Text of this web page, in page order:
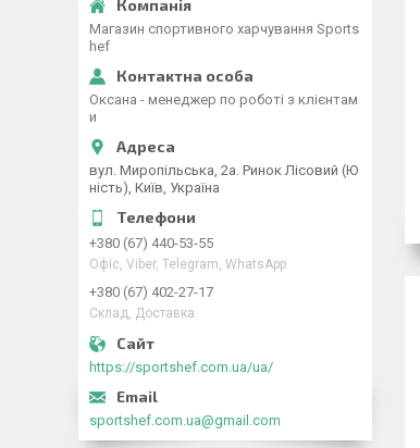
Магазин спортивного харчування Sports
hef
Оксана - менеджер по роботі з клієнтам
и
вул. Миропільська, 2а. Ринок Лісовий (Ю
ність), Київ, Україна
+380 (67) 440-53-55
Офіс, Viber, Telegram, WhatsApp
+380 (67) 402-27-17
Склад, Доставка.
https://sportshef.com.ua/ua/
sportshef.com.ua@gmail.com